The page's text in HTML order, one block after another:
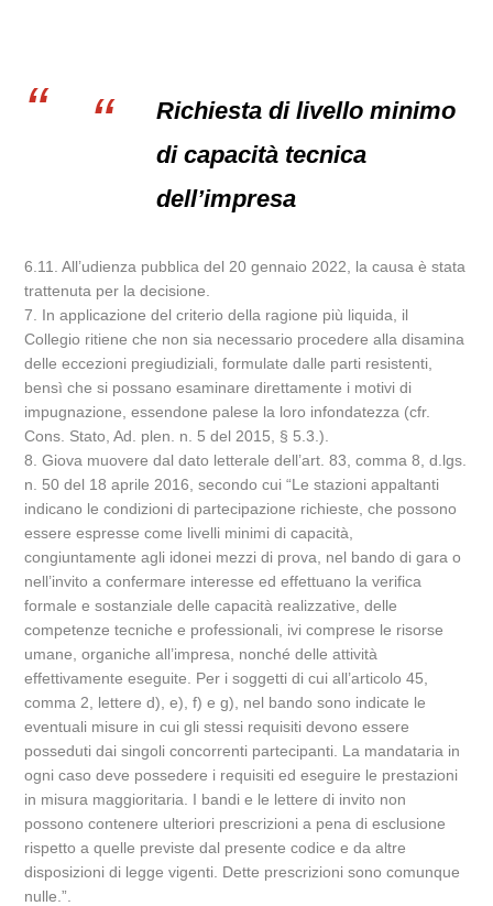
Richiesta di livello minimo
di capacità tecnica
dell’impresa
6.11. All’udienza pubblica del 20 gennaio 2022, la causa è stata
trattenuta per la decisione.
7. In applicazione del criterio della ragione più liquida, il
Collegio ritiene che non sia necessario procedere alla disamina
delle eccezioni pregiudiziali, formulate dalle parti resistenti,
bensì che si possano esaminare direttamente i motivi di
impugnazione, essendone palese la loro infondatezza (cfr.
Cons. Stato, Ad. plen. n. 5 del 2015, § 5.3.).
8. Giova muovere dal dato letterale dell’art. 83, comma 8, d.lgs.
n. 50 del 18 aprile 2016, secondo cui “Le stazioni appaltanti
indicano le condizioni di partecipazione richieste, che possono
essere espresse come livelli minimi di capacità,
congiuntamente agli idonei mezzi di prova, nel bando di gara o
nell’invito a confermare interesse ed effettuano la verifica
formale e sostanziale delle capacità realizzative, delle
competenze tecniche e professionali, ivi comprese le risorse
umane, organiche all’impresa, nonché delle attività
effettivamente eseguite. Per i soggetti di cui all’articolo 45,
comma 2, lettere d), e), f) e g), nel bando sono indicate le
eventuali misure in cui gli stessi requisiti devono essere
posseduti dai singoli concorrenti partecipanti. La mandataria in
ogni caso deve possedere i requisiti ed eseguire le prestazioni
in misura maggioritaria. I bandi e le lettere di invito non
possono contenere ulteriori prescrizioni a pena di esclusione
rispetto a quelle previste dal presente codice e da altre
disposizioni di legge vigenti. Dette prescrizioni sono comunque
nulle.”.